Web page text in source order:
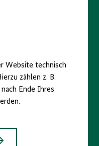
Website technisch
zählen z. B.
Ende Ihres